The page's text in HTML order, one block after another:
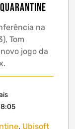
na
Tom
jogo da
, Ubisoft